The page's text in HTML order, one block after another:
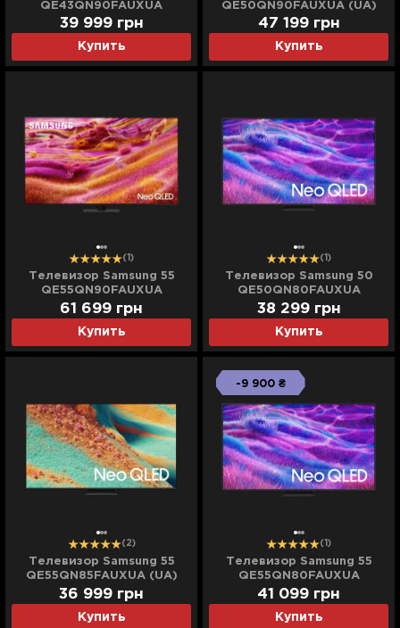
QE43QN90FAUXUA
Купить
39 999 грн
QE50QN90FAUXUA (UA)
Купить
47 199 грн
(1)
Телевизор Samsung 55
QE55QN90FAUXUA
Купить
61 699 грн
(1)
Телевизор Samsung 50
QE50QN80FAUXUA
Купить
38 299 грн
(2)
Телевизор Samsung 55
QE55QN85FAUXUA (UA)
Купить
36 999 грн
-9 900 ₴
(1)
Телевизор Samsung 55
QE55QN80FAUXUA
Купить
41 099 грн